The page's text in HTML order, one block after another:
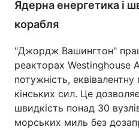
Ядерна енергетика і
корабля
"Джордж Вашингтон"
реакторах Westinghouse
потужність,
кінських сил. Це
швидкість понад 30
морських миль без